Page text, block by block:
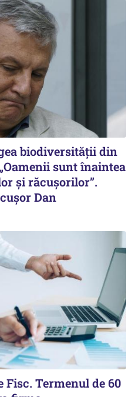
biodiversității din
sunt înaintea
și răcușorilor”.
Dan
Termenul de 60